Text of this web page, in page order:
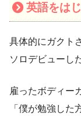
英語をは
具体的にガクト
ソロデビューし
雇ったボディー
「僕が勉強した